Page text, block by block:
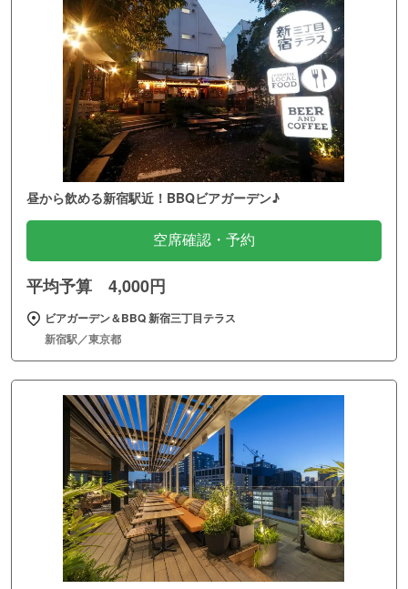
昼から飲める新宿駅近！BBQビアガーデン♪
空席確認・予約
平均予算 4,000円
ビアガーデン＆BBQ 新宿三丁目テラス
新宿駅／東京都